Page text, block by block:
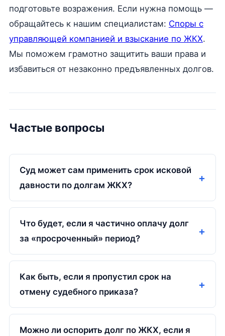
подготовьте возражения. Если нужна помощь —
обращайтесь к нашим специалистам: Споры с
управляющей компанией и взыскание по ЖКХ.
Мы поможем грамотно защитить ваши права и
избавиться от незаконно предъявленных долгов.
Частые вопросы
Суд может сам применить срок исковой
давности по долгам ЖКХ?
Что будет, если я частично оплачу долг
за «просроченный» период?
Как быть, если я пропустил срок на
отмену судебного приказа?
Можно ли оспорить долг по ЖКХ, если я